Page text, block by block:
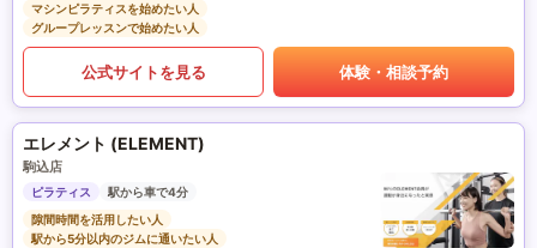
マシンピラティスを始めたい人
グループレッスンで始めたい人
公式サイトを見る 体験・相談予約
エレメント (ELEMENT)
駒込店
ピラティス
駅から車で4分
隙間時間を活用したい人
駅から5分以内のジムに通いたい人